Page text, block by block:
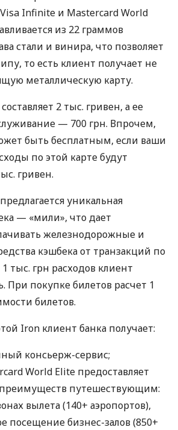
Infinite и Mastercard World
из 22 граммов
стали и винира, что позволяет
то есть клиент получает не
металлическую карту.
2 тыс. гривен, а ее
— 700 грн. Впрочем,
быть бесплатным, если ваши
по этой карте будут
гривен.
уникальная
— «мили», что дает
железнодорожные и
кэшбека от транзакций по
тыс. грн расходов клиент
При покупке билетов расчет 1
билетов.
Iron клиент банка получает:
консьерж-сервис;
World Elite предоставляет
путешествующим:
вылета (140+ аэропортов),
посещение бизнес-залов (850+